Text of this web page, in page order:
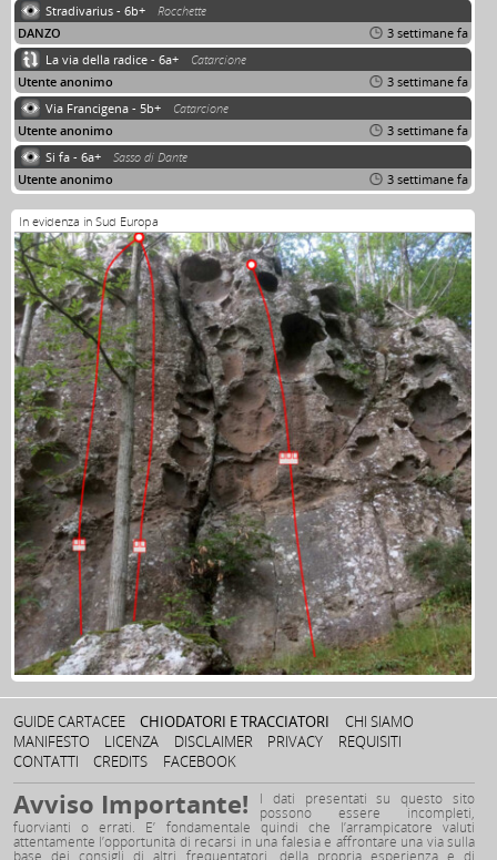
Stradivarius - 6b+
Rocchette
DANZO
3 settimane fa
La via della radice - 6a+
Catarcione
Utente anonimo
3 settimane fa
Via Francigena - 5b+
Catarcione
Utente anonimo
3 settimane fa
Si fa - 6a+
Sasso di Dante
Utente anonimo
3 settimane fa
In evidenza in Sud Europa
GUIDE CARTACEE CHIODATORI E TRACCIATORI
CHI SIAMO
MANIFESTO
LICENZA DISCLAIMER PRIVACY
REQUISITI
CONTATTI
CREDITS FACEBOOK
Avviso Importante! I dati presentati su questo sito
possono essere incompleti,
fuorvianti o errati. E’ fondamentale quindi che l’arrampicatore valuti
attentamente l’opportunità di recarsi in una falesia e affrontare una via sulla
base dei consigli di altri frequentatori, della propria esperienza e di